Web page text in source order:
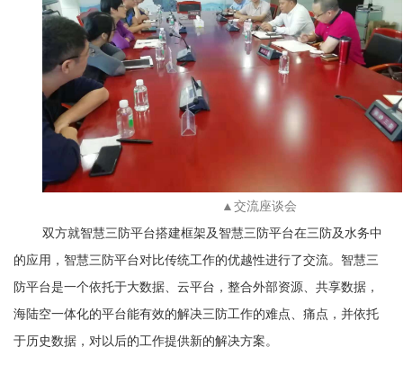
▲交流座谈会
双方就智慧三防平台搭建框架及智慧三防平台在三防及水务中
的应用，智慧三防平台对比传统工作的优越性进行了交流。智慧三
防平台是一个依托于大数据、云平台，整合外部资源、共享数据，
海陆空一体化的平台能有效的解决三防工作的难点、痛点，并依托
于历史数据，对以后的工作提供新的解决方案。